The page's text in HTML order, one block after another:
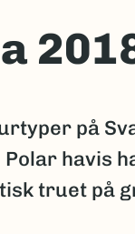
på
havis
truet på